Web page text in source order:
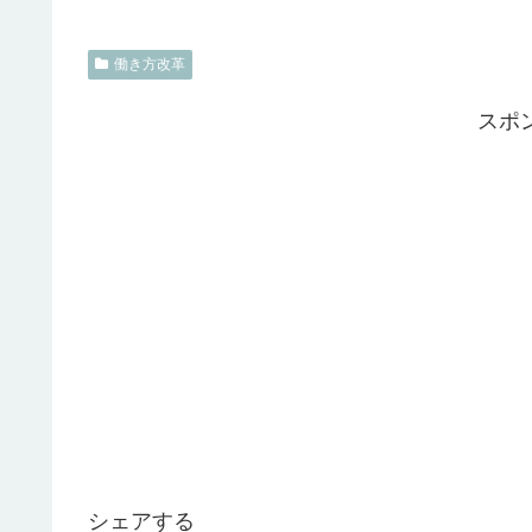
働き方改革
スポ
シェアする